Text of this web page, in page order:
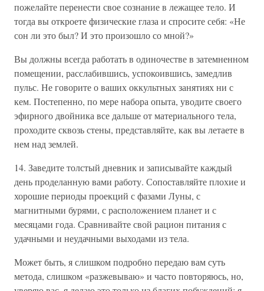
пожелайте перенести свое сознание в лежащее тело. И
тогда вы откроете физические глаза и спросите себя: «Не
сон ли это был? И это произошло со мной?»
Вы должны всегда работать в одиночестве в затемненном
помещении, расслабившись, успокоившись, замедлив
пульс. Не говорите о ваших оккультных занятиях ни с
кем. Постепенно, по мере набора опыта, уводите своего
эфирного двойника все дальше от материального тела,
проходите сквозь стены, представляйте, как вы летаете в
нем над землей.
14. Заведите толстый дневник и записывайте каждый
день проделанную вами работу. Сопоставляйте плохие и
хорошие периоды проекций с фазами Луны, с
магнитными бурями, с расположением планет и с
месяцами года. Сравнивайте свой рацион питания с
удачными и неудачными выходами из тела.
Может быть, я слишком подробно передаю вам суть
метода, слишком «разжевываю» и часто повторяюсь, но,